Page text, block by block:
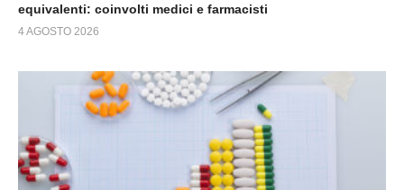
equivalenti: coinvolti medici e farmacisti
4 AGOSTO 2026